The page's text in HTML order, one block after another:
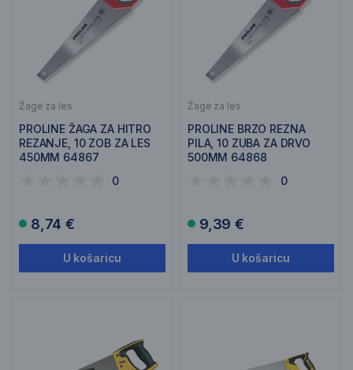
Žage za les
PROLINE ŽAGA ZA HITRO
REZANJE, 10 ZOB ZA LES
450MM 64867
0
8,74 €
U košaricu
Žage za les
PROLINE BRZO REZNA
PILA, 10 ZUBA ZA DRVO
500MM 64868
0
9,39 €
U košaricu